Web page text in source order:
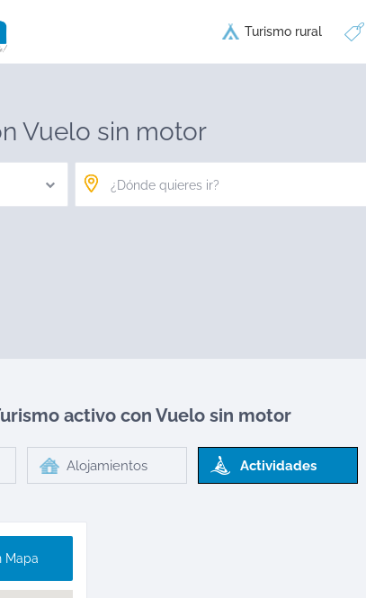
Turismo rural
Vuelo sin motor
activo con Vuelo sin motor
Alojamientos Actividades
Mapa